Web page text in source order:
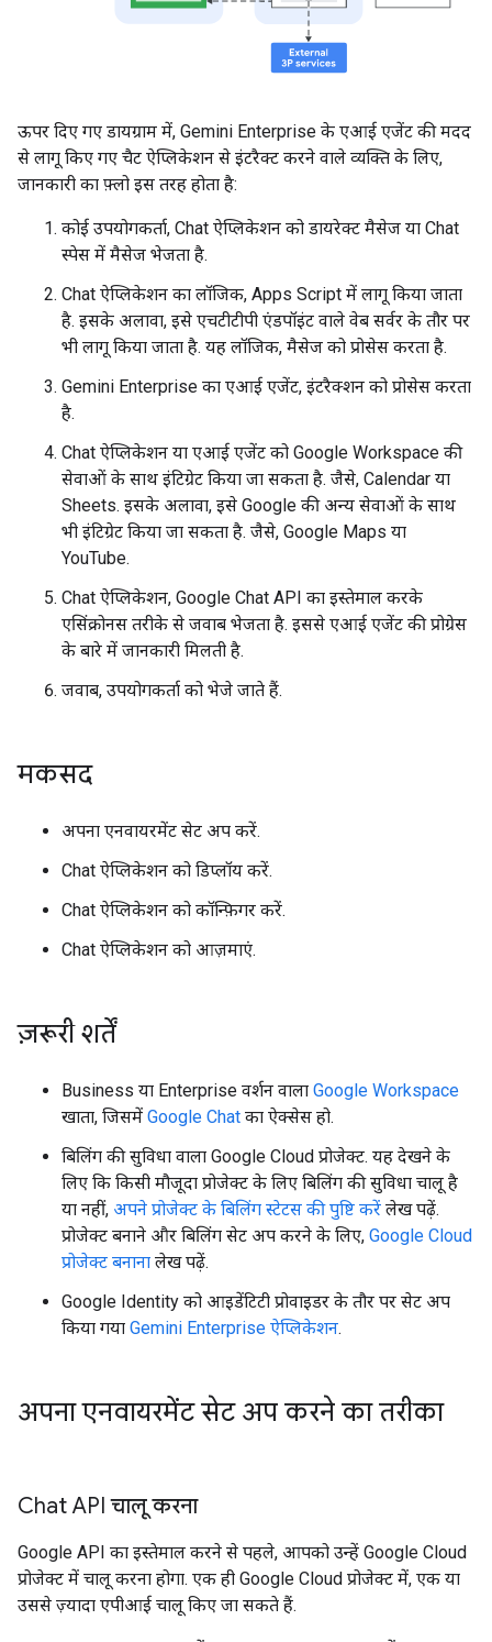
ऊपर दिए गए डायग्राम में, Gemini Enterprise के एआई एजेंट की मदद
से लागू किए गए चैट ऐप्लिकेशन से इंटरैक्ट करने वाले व्यक्ति के लिए,
जानकारी का फ़्लो इस तरह होता है:
कोई उपयोगकर्ता, Chat ऐप्लिकेशन को डायरेक्ट मैसेज या Chat
स्पेस में मैसेज भेजता है.
Chat ऐप्लिकेशन का लॉजिक, Apps Script में लागू किया जाता
है. इसके अलावा, इसे एचटीटीपी एंडपॉइंट वाले वेब सर्वर के तौर पर
भी लागू किया जाता है. यह लॉजिक, मैसेज को प्रोसेस करता है.
Gemini Enterprise का एआई एजेंट, इंटरैक्शन को प्रोसेस करता
है.
Chat ऐप्लिकेशन या एआई एजेंट को Google Workspace की
सेवाओं के साथ इंटिग्रेट किया जा सकता है. जैसे, Calendar या
Sheets. इसके अलावा, इसे Google की अन्य सेवाओं के साथ
भी इंटिग्रेट किया जा सकता है. जैसे, Google Maps या
YouTube.
Chat ऐप्लिकेशन, Google Chat API का इस्तेमाल करके
एसिंक्रोनस तरीके से जवाब भेजता है. इससे एआई एजेंट की प्रोग्रेस
के बारे में जानकारी मिलती है.
जवाब, उपयोगकर्ता को भेजे जाते हैं.
मकसद
अपना एनवायरमेंट सेट अप करें.
Chat ऐप्लिकेशन को डिप्लॉय करें.
Chat ऐप्लिकेशन को कॉन्फ़िगर करें.
Chat ऐप्लिकेशन को आज़माएं.
ज़रूरी शर्तें
Business या Enterprise वर्शन वाला Google Workspace
खाता, जिसमें Google Chat का ऐक्सेस हो.
बिलिंग की सुविधा वाला Google Cloud प्रोजेक्ट. यह देखने के
लिए कि किसी मौजूदा प्रोजेक्ट के लिए बिलिंग की सुविधा चालू है
या नहीं, अपने प्रोजेक्ट के बिलिंग स्टेटस की पुष्टि करें लेख पढ़ें.
प्रोजेक्ट बनाने और बिलिंग सेट अप करने के लिए, Google Cloud
प्रोजेक्ट बनाना लेख पढ़ें.
Google Identity को आइडेंटिटी प्रोवाइडर के तौर पर सेट अप
किया गया Gemini Enterprise ऐप्लिकेशन.
अपना एनवायरमेंट सेट अप करने का तरीका
Chat API चालू करना
Google API का इस्तेमाल करने से पहले, आपको उन्हें Google Cloud
प्रोजेक्ट में चालू करना होगा. एक ही Google Cloud प्रोजेक्ट में, एक या
उससे ज़्यादा एपीआई चालू किए जा सकते हैं.